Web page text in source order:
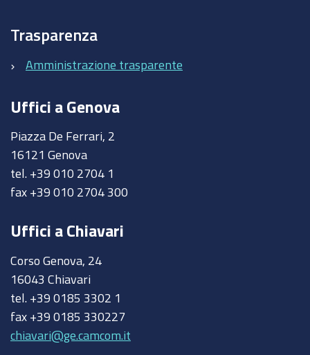
Trasparenza
Amministrazione trasparente
Uffici a Genova
Piazza De Ferrari, 2
16121 Genova
tel. +39 010 2704 1
fax +39 010 2704 300
Uffici a Chiavari
Corso Genova, 24
16043 Chiavari
tel. +39 0185 3302 1
fax +39 0185 330227
chiavari@ge.camcom.it